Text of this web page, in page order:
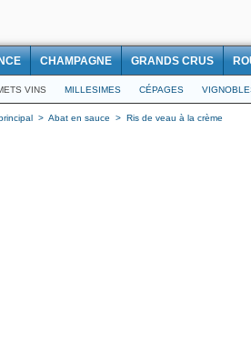
CHAMPAGNE GRANDS CRUS
VINS MILLESIMES CÉPAGES
> Abat en sauce > Ris de veau à la crème